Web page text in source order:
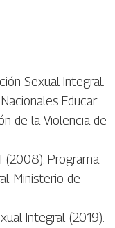
Sexual Integral.
Educar
de la Violencia de
(2008). Programa
Ministerio de
Integral (2019).